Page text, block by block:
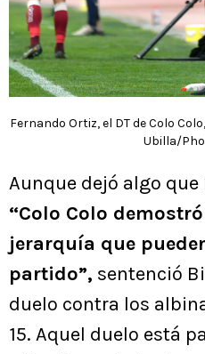
Fernando Ortiz, el DT de Colo
Ubilla/
Aunque dejó algo
“Colo Colo
jerarquía que
partido”, sentenció
duelo contra los
15. Aquel duelo está